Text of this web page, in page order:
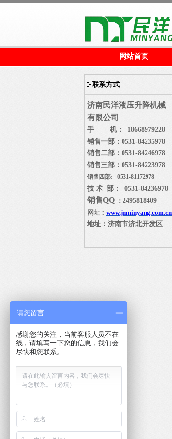
网站首页
联系方式
济南民洋液压升降机械
有限公司
手 机： 18668979228
销售一部： 0531-84235978
销售二部： 0531-84246978
销售三部： 0531-84223978
销售四部: 0531-81172978
技 术 部： 0531-84236978
销售QQ ： 2495818409
网址： www.jnminyang.com.cn
地址：济南市济北开发区
请您留言
感谢您的关注，当前客服人员不在
线，请填写一下您的信息，我们会
尽快和您联系。